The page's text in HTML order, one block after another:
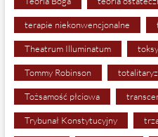
terapie niekonwencjonalne
Theatrum Illuminatum
Tommy Robinson
Tożsamość płciowa
Trybunał Konstytucyjny